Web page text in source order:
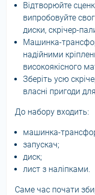
Відтворюйте
випробовуйте
диски, скрічер-
Машинка-
надійними
високоякісного
Зберіть усю
власні пригоди
До набору входить:
машинка-
запускач;
диск;
лист з наліпками.
Саме час почати